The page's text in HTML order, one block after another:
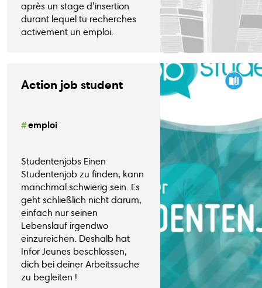
après un stage d’insertion
durant lequel tu recherches
activement un emploi.
Action job student
emploi
Studentenjobs Einen
Studentenjob zu finden, kann
manchmal schwierig sein. Es
geht schließlich nicht darum,
einfach nur seinen
Lebenslauf irgendwo
einzureichen. Deshalb hat
Infor Jeunes beschlossen,
dich bei deiner Arbeitssuche
zu begleiten !
Guide
écoles
Guide
bons
Animations